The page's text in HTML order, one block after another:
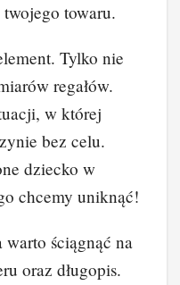
towaru.
Tylko nie
regałów.
w której
bez celu.
dziecko w
chcemy uniknąć!
ściągnąć na
oraz długopis.